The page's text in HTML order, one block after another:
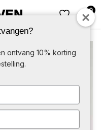
DAMES HEREN
0
ontvang 10% korting